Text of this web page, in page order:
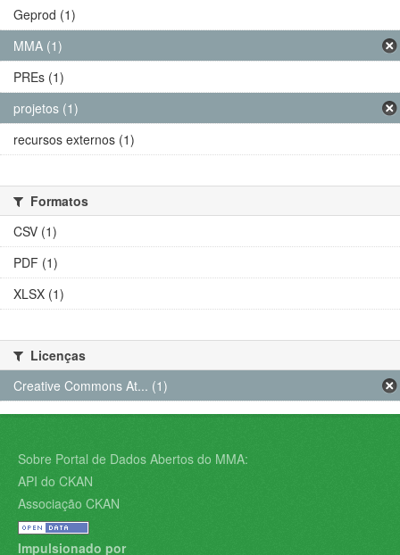
Geprod (1)
MMA (1)
PREs (1)
projetos (1)
recursos externos (1)
Formatos
CSV (1)
PDF (1)
XLSX (1)
Licenças
Creative Commons At... (1)
Sobre Portal de Dados Abertos do MMA:
API do CKAN
Associação CKAN
Impulsionado por